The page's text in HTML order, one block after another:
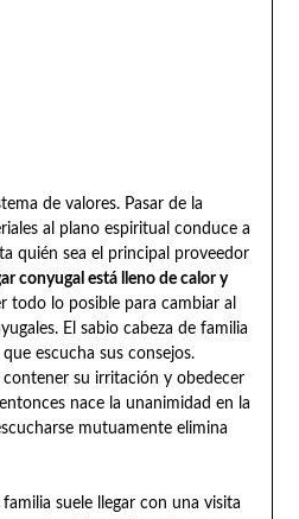
de valores. Pasar de la
al plano espiritual conduce a
quién sea el principal proveedor
conyugal está lleno de calor y
todo lo posible para cambiar al
El sabio cabeza de familia
escucha sus consejos.
su irritación y obedecer
nace la unanimidad en la
mutuamente elimina
suele llegar con una visita